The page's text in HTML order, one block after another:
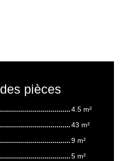
des pièces
4.5 m²
43 m²
9 m²
5 m²